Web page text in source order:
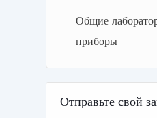
Общие
приборы
Отправьте свой